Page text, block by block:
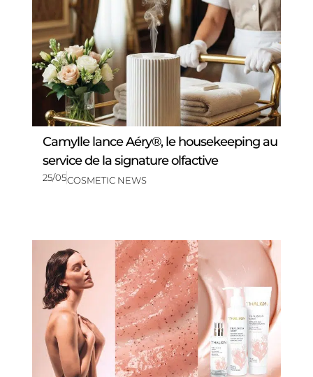
Camylle lance Aéry®, le housekeeping au
service de la signature olfactive
25/05COSMETIC NEWS